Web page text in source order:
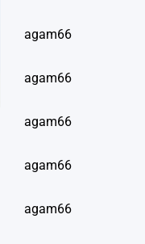
agam66
agam66
agam66
agam66
agam66